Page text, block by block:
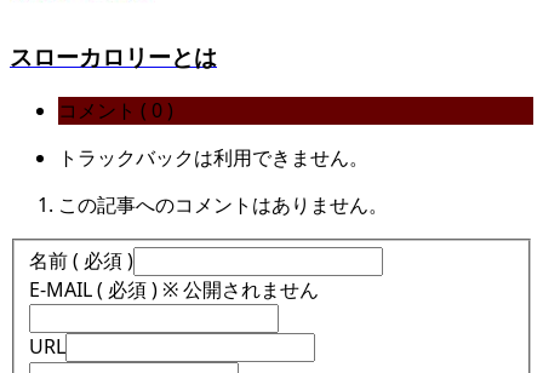
スローカロリーとは
コメント ( 0 )
トラックバックは利用できません。
この記事へのコメントはありません。
名前 ( 必須 )
E-MAIL ( 必須 ) ※ 公開されません
URL